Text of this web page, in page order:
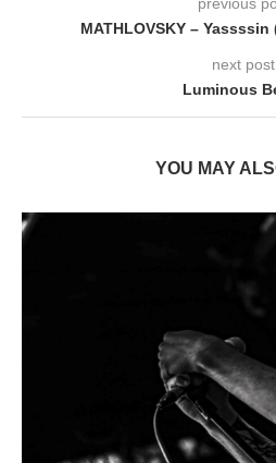
MATHLOVSKY –
next post
Luminous
YOU MAY